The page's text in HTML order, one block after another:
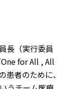
長（実行委員
for All , All
者のために、